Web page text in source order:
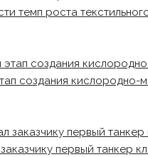
темп роста
создания кислородно-
первый танкер